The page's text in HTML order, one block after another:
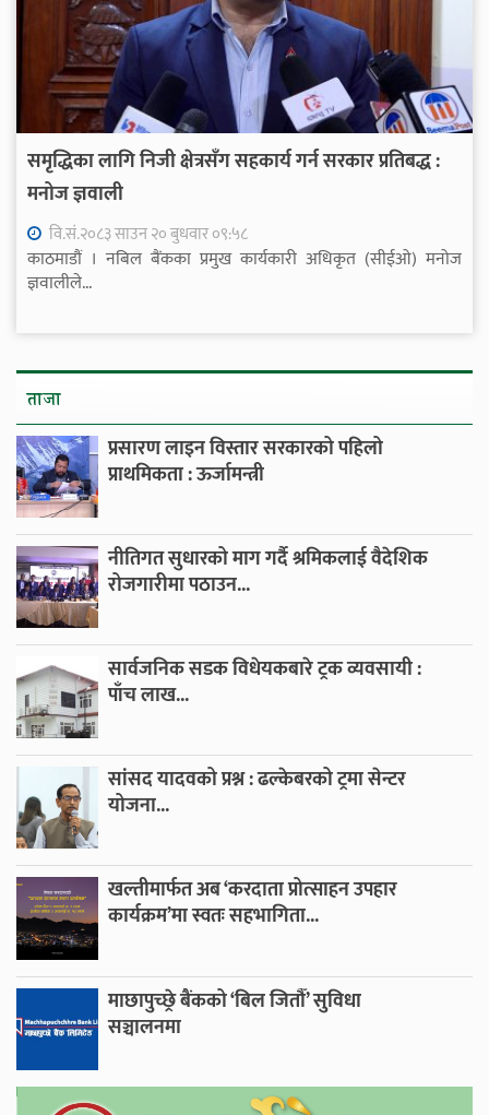
समृद्धिका लागि निजी क्षेत्रसँग सहकार्य गर्न सरकार प्रतिबद्ध :
मनोज ज्ञवाली
वि.सं.२०८३ साउन २० बुधवार ०९:५८
काठमाडौं । नबिल बैंकका प्रमुख कार्यकारी अधिकृत (सीईओ) मनोज
ज्ञवालीले...
ताजा
प्रसारण लाइन विस्तार सरकारको पहिलो
प्राथमिकता : ऊर्जामन्त्री
नीतिगत सुधारको माग गर्दै श्रमिकलाई वैदेशिक
रोजगारीमा पठाउन...
सार्वजनिक सडक विधेयकबारे ट्रक व्यवसायी :
पाँच लाख...
सांसद यादवको प्रश्न : ढल्केबरको ट्रमा सेन्टर
योजना...
खल्तीमार्फत अब ‘करदाता प्रोत्साहन उपहार
कार्यक्रम’मा स्वतः सहभागिता...
माछापुच्छ्रे बैंकको ‘बिल जितौँ’ सुविधा
सञ्चालनमा